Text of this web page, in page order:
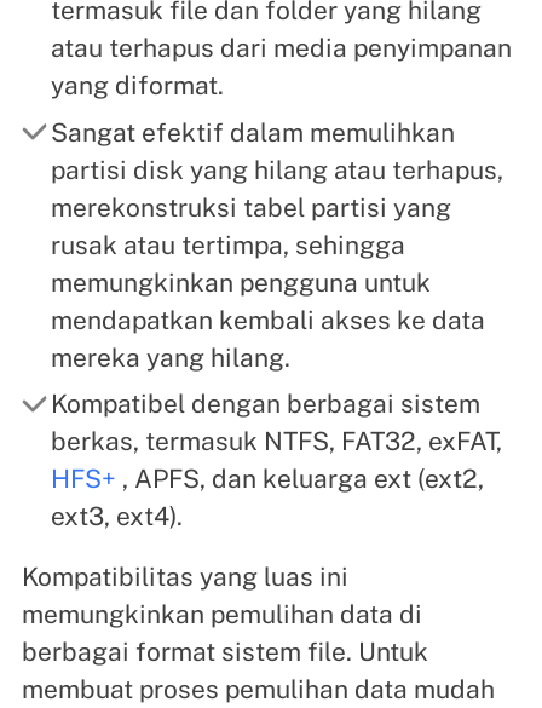
termasuk file dan folder yang hilang
atau terhapus dari media penyimpanan
yang diformat.
Sangat efektif dalam memulihkan
partisi disk yang hilang atau terhapus,
merekonstruksi tabel partisi yang
rusak atau tertimpa, sehingga
memungkinkan pengguna untuk
mendapatkan kembali akses ke data
mereka yang hilang.
Kompatibel dengan berbagai sistem
berkas, termasuk NTFS, FAT32, exFAT,
HFS+ , APFS, dan keluarga ext (ext2,
ext3, ext4).
Kompatibilitas yang luas ini
memungkinkan pemulihan data di
berbagai format sistem file. Untuk
membuat proses pemulihan data mudah